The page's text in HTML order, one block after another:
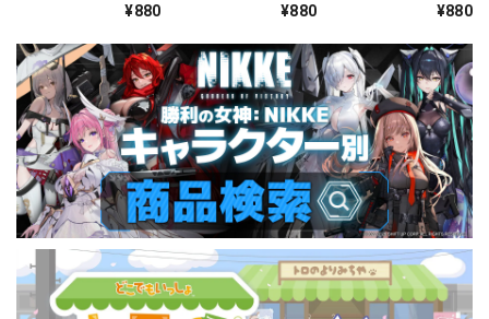
¥880 ¥880
バー/パッションリ
¥880